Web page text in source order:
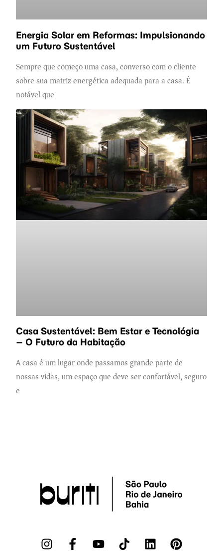
Energia Solar em Reformas: Impulsionando
um Futuro Sustentável
Sempre que começo uma casa, converso com o cliente
sobre sua matriz energética adequada para a casa. É
notável que
Casa Sustentável: Bem Estar e Tecnológia
– O Futuro da Habitação
A casa é um lugar onde passamos grande parte de
nossas vidas, um espaço que deve ser confortável, seguro
e